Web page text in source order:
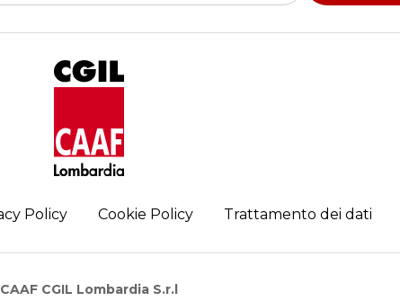
Policy Cookie Policy Trattamento dei dati
CAAF CGIL Lombardia S.r.l